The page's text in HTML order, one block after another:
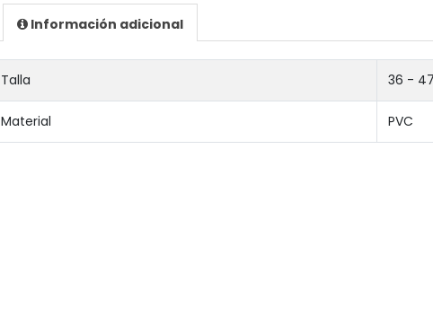
Información adicional
Talla 36 - 47
Material PVC